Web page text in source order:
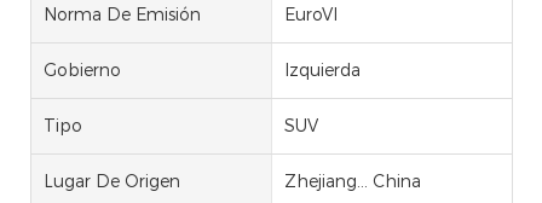
Norma De Emisión EuroVI
Gobierno Izquierda
Tipo SUV
Lugar De Origen Zhejiang... China